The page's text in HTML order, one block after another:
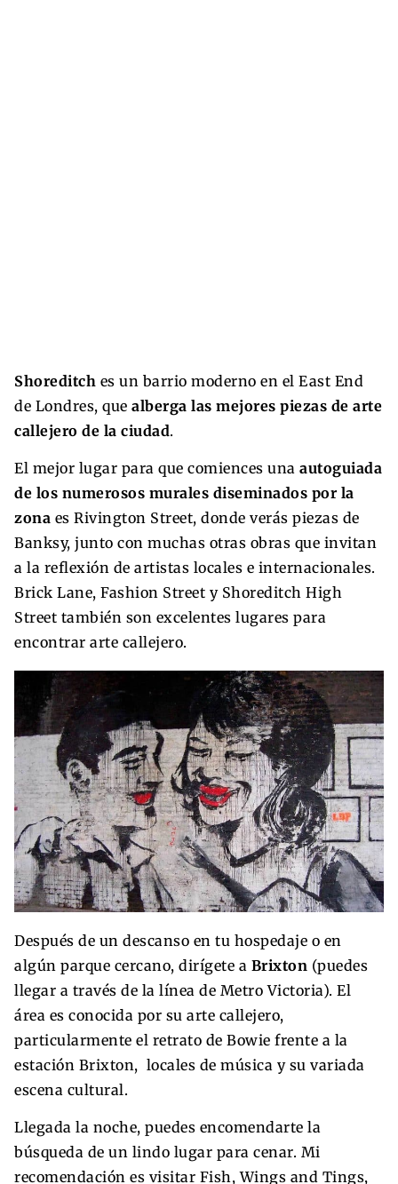
Shoreditch es un barrio moderno en el East End
de Londres, que alberga las mejores piezas de arte
callejero de la ciudad.
El mejor lugar para que comiences una autoguiada
de los numerosos murales diseminados por la
zona es Rivington Street, donde verás piezas de
Banksy, junto con muchas otras obras que invitan
a la reflexión de artistas locales e internacionales.
Brick Lane, Fashion Street y Shoreditch High
Street también son excelentes lugares para
encontrar arte callejero.
Después de un descanso en tu hospedaje o en
algún parque cercano, dirígete a Brixton (puedes
llegar a través de la línea de Metro Victoria). El
área es conocida por su arte callejero,
particularmente el retrato de Bowie frente a la
estación Brixton, locales de música y su variada
escena cultural.
Llegada la noche, puedes encomendarte la
búsqueda de un lindo lugar para cenar. Mi
recomendación es visitar Fish, Wings and Tings,